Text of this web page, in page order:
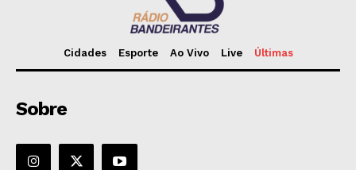
Cidades Esporte Ao Vivo Live Últimas
Sobre